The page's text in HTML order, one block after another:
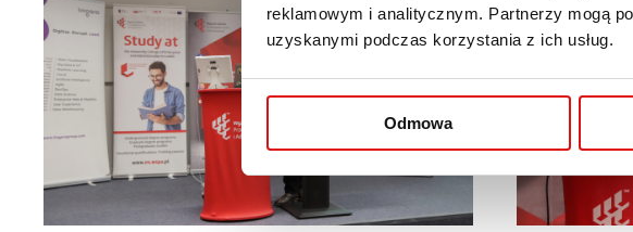
reklamowym i analitycznym. Partnerzy mogą
uzyskanymi podczas korzystania z ich usług.
Odmowa